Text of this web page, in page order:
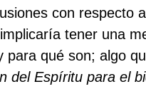
con respecto
tener una
para qué son; algo
del Espíritu para el